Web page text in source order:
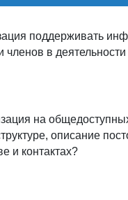
поддерживать
членов в
на
описание
и контактах?